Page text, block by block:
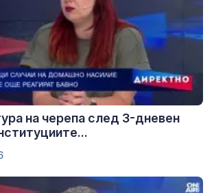
на черепа след 3-дневен